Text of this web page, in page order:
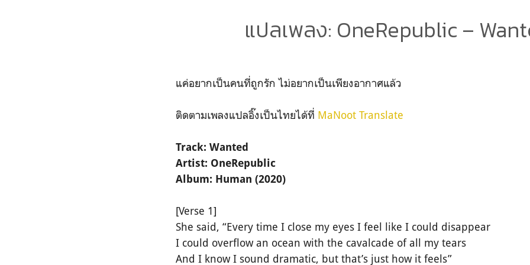
แปลเพลง: OneRepublic –
แค่อยากเป็นคนที่ถูกรัก ไม่อยากเป็นเพียงอากาศแล้ว
ติดตามเพลงแปลอิ๊งเป็นไทยได้ที่ MaNoot Translate
Track: Wanted
Artist: OneRepublic
Album: Human (2020)
[Verse 1]
She said, “Every time I close my eyes I feel like I could disappear
I could overflow an ocean with the cavalcade of all my tears
And I know I sound dramatic, but that’s just how it feels”